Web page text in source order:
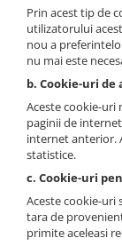
Prin acest tip de
utilizatorului
nou a
nu mai este
b. Cookie-uri
Aceste cookie-uri
paginii de
internet anterior.
statistice.
c. Cookie-uri
Aceste cookie-uri
tara de
primite aceleasi